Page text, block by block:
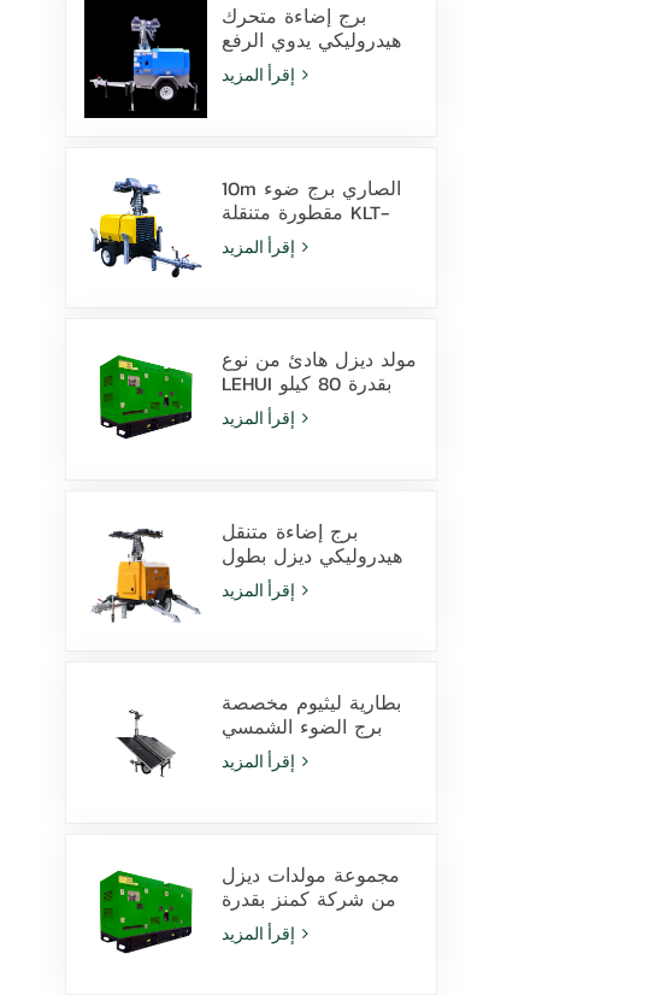
برج إضاءة متحرك
هيدروليكي يدوي الرفع
بارتفاع 9 أمتار مزود
بمصابيح LED ومصابيح
10m الصاري برج ضوء
مقطورة متنقلة KLT-
10000V المراقبة
مولد ديزل هادئ من نوع
LEHUI بقدرة 80 كيلو
فولت أمبير يعمل
بمحرك Cummins
برج إضاءة متنقل
هيدروليكي ديزل بطول
9 أمتار مزود بمصابيح
LED بقدرة 350 وات
بطارية ليثيوم مخصصة
برج الضوء الشمسي
600W مصابيح LED مع
انزلاق
مجموعة مولدات ديزل
من شركة كمنز بقدرة
425 كيلو فولت أمبير،
طراز 6ZTAA13-G2،